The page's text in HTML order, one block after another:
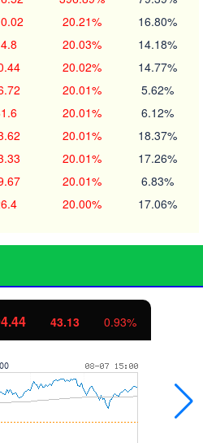
20.21% 16.80%
20.03% 14.18%
20.02% 14.77%
20.01% 5.62%
20.01% 6.12%
20.01% 18.37%
20.01% 17.26%
20.01% 6.83%
20.00% 17.06%
43.13 0.93%